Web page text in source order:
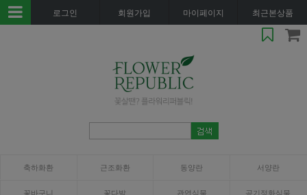
로그인 회원가입 마이페이지 최근본상품
축하화환 근조화환 동양란 서양란
꽃바구니 꽃다발 관엽식물 공기정화식물